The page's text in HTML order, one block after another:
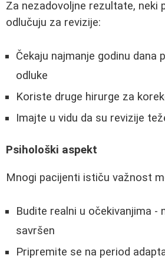
Za nezadovoljne rezultate, neki
odlučuju za revizije:
Čekaju najmanje godinu dana
odluke
Koriste druge hirurge za
Imajte u vidu da su revizije
Psihološki aspekt
Mnogi pacijenti ističu važnost
Budite realni u očekivanjima -
savršen
Pripremite se na period